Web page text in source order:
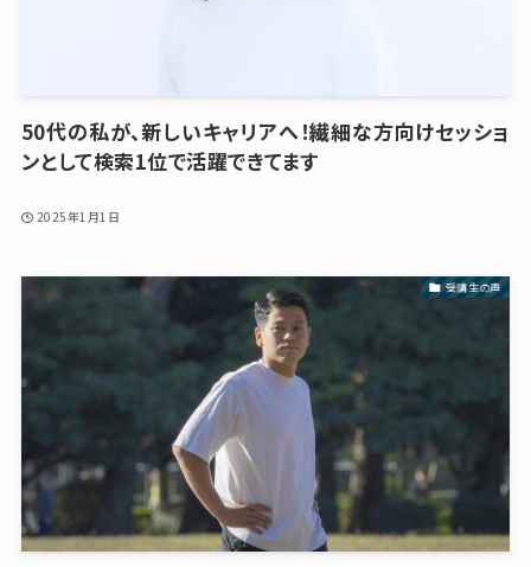
50代の私が、新しいキャリアへ！繊細な方向けセッショ
ンとして検索1位で活躍できてます
2025年1月1日
受講生の声